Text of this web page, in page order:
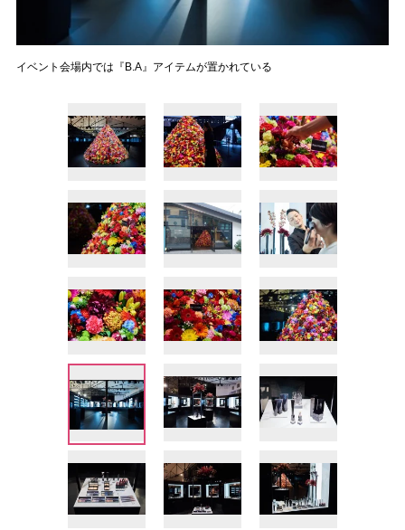
イベント会場内では『B.A』アイテムが置かれている